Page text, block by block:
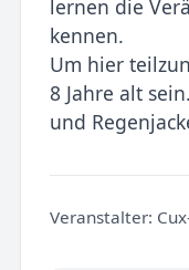
lernen die
kennen.
Um hier
8 Jahre alt
und
Veranstalter: